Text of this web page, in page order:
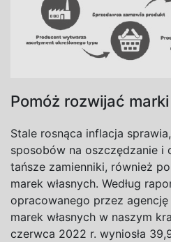
Pomóż rozwijać marki
Stale rosnąca inflacja
sposobów na oszczędzanie i
tańsze zamienniki, również
marek własnych. Według
opracowanego przez
marek własnych w naszym
czerwca 2022 r. wyniosła